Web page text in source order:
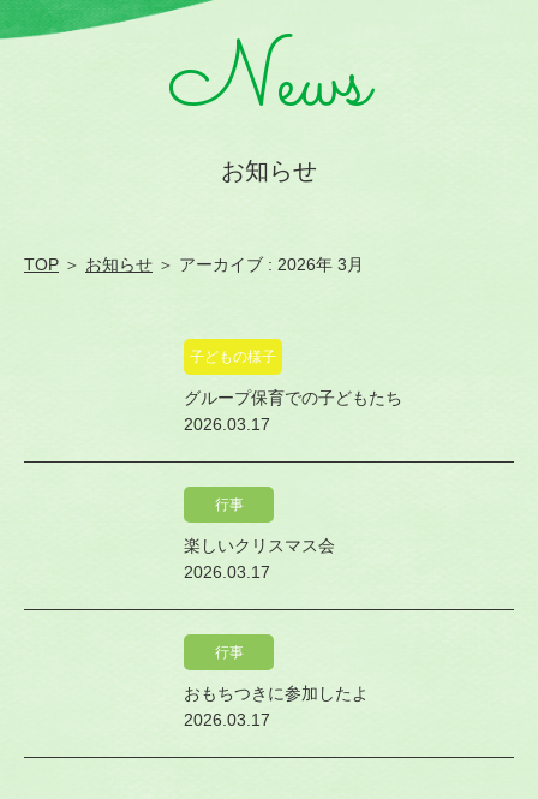
News
お知らせ
TOP ＞ お知らせ ＞ アーカイブ : 2026年 3月
子どもの様子
グループ保育での子どもたち
2026.03.17
行事
楽しいクリスマス会
2026.03.17
行事
おもちつきに参加したよ
2026.03.17